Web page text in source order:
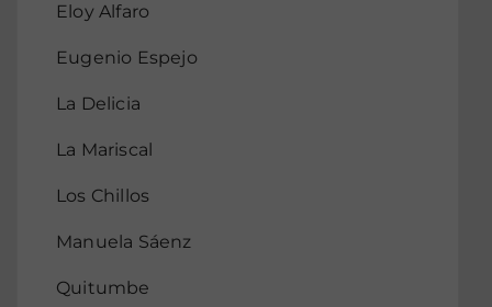
Eloy Alfaro
Eugenio Espejo
La Delicia
La Mariscal
Los Chillos
Manuela Sáenz
Quitumbe